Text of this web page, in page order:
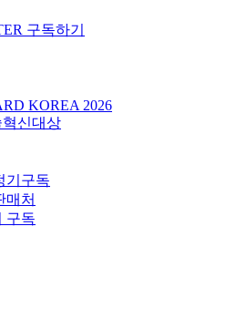
구독하기
KOREA 2026
신대상
기구독
매처
구독